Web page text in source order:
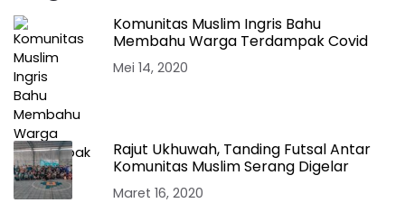
Komunitas Muslim Ingris Bahu
Membahu Warga Terdampak Covid
Mei 14, 2020
Rajut Ukhuwah, Tanding Futsal Antar
Komunitas Muslim Serang Digelar
Maret 16, 2020